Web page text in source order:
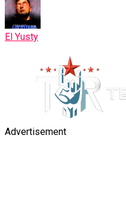
El Yusty
Advertisement